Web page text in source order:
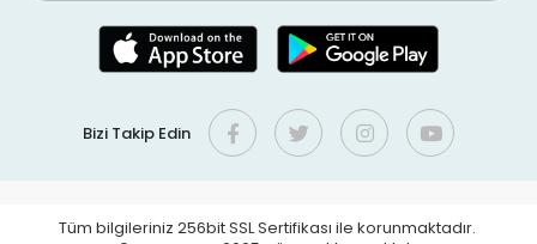
Bizi Takip Edin
Tüm bilgileriniz 256bit SSL Sertifikası ile korunmaktadır.